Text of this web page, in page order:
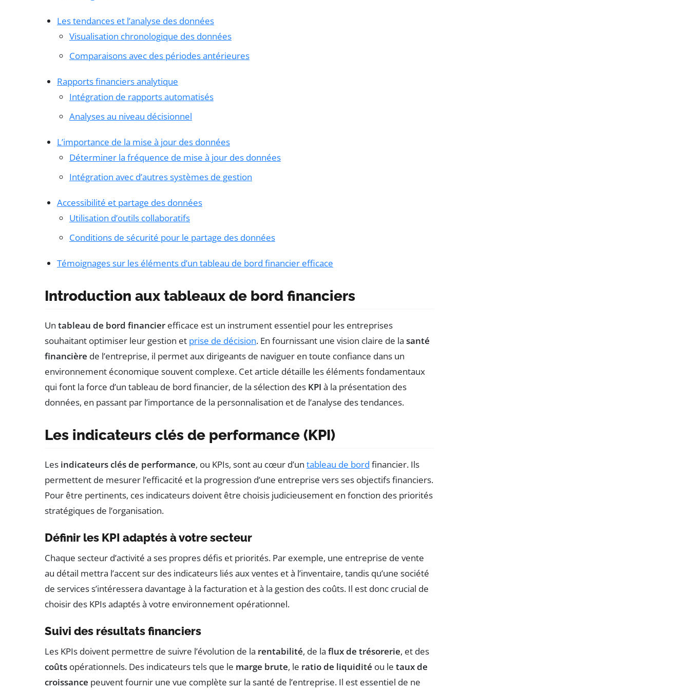
Les tendances et l’analyse des données
Visualisation chronologique des données
Comparaisons avec des périodes antérieures
Rapports financiers analytique
Intégration de rapports automatisés
Analyses au niveau décisionnel
L’importance de la mise à jour des données
Déterminer la fréquence de mise à jour des données
Intégration avec d’autres systèmes de gestion
Accessibilité et partage des données
Utilisation d’outils collaboratifs
Conditions de sécurité pour le partage des données
Témoignages sur les éléments d’un tableau de bord financier efficace
Introduction aux tableaux de bord financiers
Un tableau de bord financier efficace est un instrument essentiel pour les entreprises
souhaitant optimiser leur gestion et prise de décision. En fournissant une vision claire de la santé
financière de l’entreprise, il permet aux dirigeants de naviguer en toute confiance dans un
environnement économique souvent complexe. Cet article détaille les éléments fondamentaux
qui font la force d’un tableau de bord financier, de la sélection des KPI à la présentation des
données, en passant par l’importance de la personnalisation et de l’analyse des tendances.
Les indicateurs clés de performance (KPI)
Les indicateurs clés de performance, ou KPIs, sont au cœur d’un tableau de bord financier. Ils
permettent de mesurer l’efficacité et la progression d’une entreprise vers ses objectifs financiers.
Pour être pertinents, ces indicateurs doivent être choisis judicieusement en fonction des priorités
stratégiques de l’organisation.
Définir les KPI adaptés à votre secteur
Chaque secteur d’activité a ses propres défis et priorités. Par exemple, une entreprise de vente
au détail mettra l’accent sur des indicateurs liés aux ventes et à l’inventaire, tandis qu’une société
de services s’intéressera davantage à la facturation et à la gestion des coûts. Il est donc crucial de
choisir des KPIs adaptés à votre environnement opérationnel.
Suivi des résultats financiers
Les KPIs doivent permettre de suivre l’évolution de la rentabilité, de la flux de trésorerie, et des
coûts opérationnels. Des indicateurs tels que le marge brute, le ratio de liquidité ou le taux de
croissance peuvent fournir une vue complète sur la santé de l’entreprise. Il est essentiel de ne